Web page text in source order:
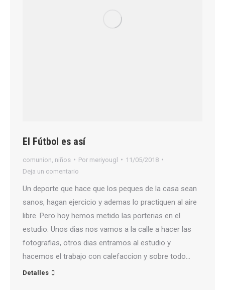
El Fútbol es así
comunion niños Por meriyougl
11/05/2018
Deja un comentario
Un deporte que hace que los peques de la casa sean
sanos, hagan ejercicio y ademas lo practiquen al aire
libre. Pero hoy hemos metido las porterias en el
estudio. Unos dias nos vamos a la calle a hacer las
fotografias, otros dias entramos al estudio y
hacemos el trabajo con calefaccion y sobre todo…
Detalles